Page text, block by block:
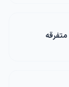
متفرقه